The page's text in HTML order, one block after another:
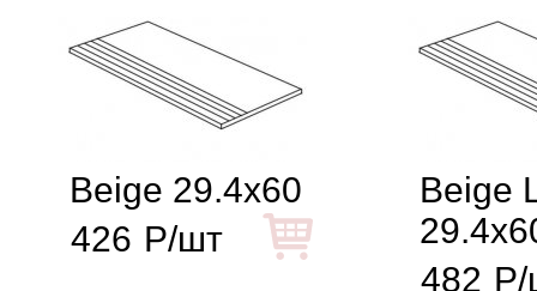
Beige 29.4x60
426 Р/шт
Beige
482 Р/